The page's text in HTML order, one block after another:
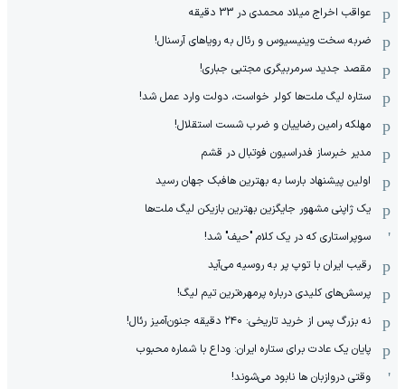
عواقب اخراج میلاد محمدی در 33 دقیقه
ضربه سخت وینیسیوس و رئال به رویاهای آرسنال!
مقصد جدید سرمربیگری مجتبی جباری!
ستاره لیگ ملت‌ها کولر خواست، دولت وارد عمل شد!
مهلکه رامین رضاییان و ضرب شست استقلال!
مدیر خبرساز فدراسیون فوتبال در قشم
اولین پیشنهاد بارسا به بهترین هافبک جهان رسید
یک ژاپنی مشهور جایگزین بهترین بازیکن لیگ ملت‌ها
سوپراستاری که در یک کلام "حیف" شد!
رقیب ایران با توپ پر به روسیه می‌آید
پرسش‌های کلیدی درباره پرمهره‌ترین تیم لیگ!
نه بزرگ پس از خرید تاریخی: ۲۴۰ دقیقه جنون‌آمیز رئال!
پایان یک عادت برای ستاره ایران: وداع با شماره محبوب
وقتی دروازبان ها نابود می‌شوند!